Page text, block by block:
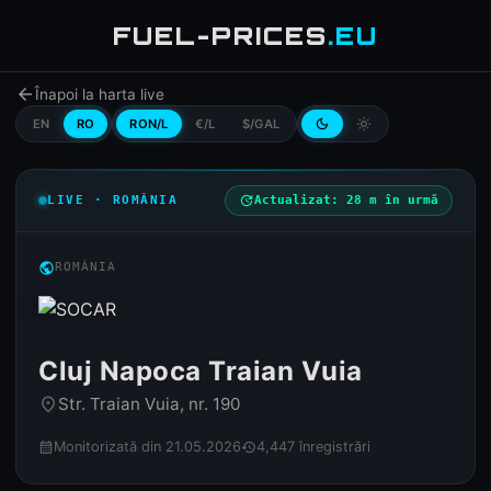
FUEL-PRICES.EU
arrow_backÎnapoi la harta live
EN RO RON/L €/L $/GAL dark_mode light_mode
LIVE · ROMÂNIA updateActualizat: 28 m în urmă
publicROMÂNIA
Cluj Napoca Traian Vuia
place Str. Traian Vuia, nr. 190
calendar_month Monitorizată din 21.05.2026history4,447 înregistrări